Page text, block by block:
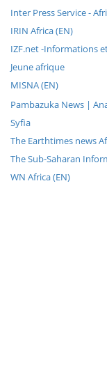
Inter Press Service -
IRIN Africa (EN)
IZF.net -Informations
Jeune afrique
MISNA (EN)
Pambazuka News |
Syfia
The Earthtimes news
The Sub-Saharan
WN Africa (EN)